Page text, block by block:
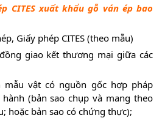
CITES xuất khẩu gỗ ván ép bao
Giấy phép CITES (theo mẫu)
giao kết thương mại giữa các
mẫu vật có nguồn gốc hợp pháp
(bản sao chụp và mang theo
hoặc bản sao có chứng thực);